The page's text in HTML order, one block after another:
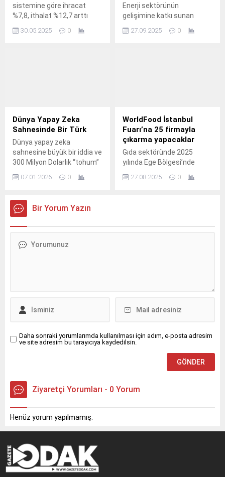
sistemine göre ihracat
%7,8, ithalat %12,7 arttı
Ticaret Bakanlığı iş birliğiyle
30.05.2025 0
Enerji sektörünün
gelişimine katkı sunan
hedefleri doğrultusunda
27.09.2025 0
Dünya Yapay Zeka
Sahnesinde Bir Türk
Dünya yapay zeka
sahnesine büyük bir iddia ve
300 Milyon Dolarlık “tohum”
Labs’in kurucu ortağı Ekin
Türkiye’nin ocak kapağında.
07.01.2026 0
WorldFood İstanbul
Fuarı’na 25 firmayla
çıkarma yapacaklar
Gıda sektöründe 2025
yılında Ege Bölgesi’nde
olan Ege Hububat Bakliyat
27.08.2025 0
Bir Yorum Yazın
Daha sonraki yorumlarımda kullanılması için adım, e-posta adresim
ve site adresim bu tarayıcıya kaydedilsin.
Ziyaretçi Yorumları - 0 Yorum
Henüz yorum yapılmamış.